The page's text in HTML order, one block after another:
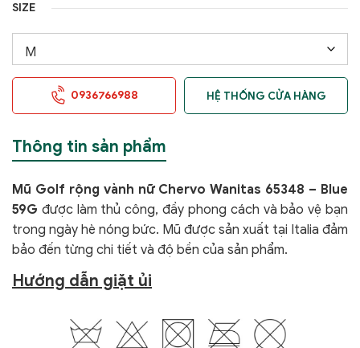
SIZE
0936766988 HỆ THỐNG CỬA HÀNG
Thông tin sản phẩm
Mũ Golf rộng vành nữ Chervo Wanitas 65348 – Blue
59G được làm thủ công, đầy phong cách và bảo vệ bạn
trong ngày hè nóng bức. Mũ được sản xuất tại Italia đảm
bảo đến từng chi tiết và độ bền của sản phẩm.
Hướng dẫn giặt ủi